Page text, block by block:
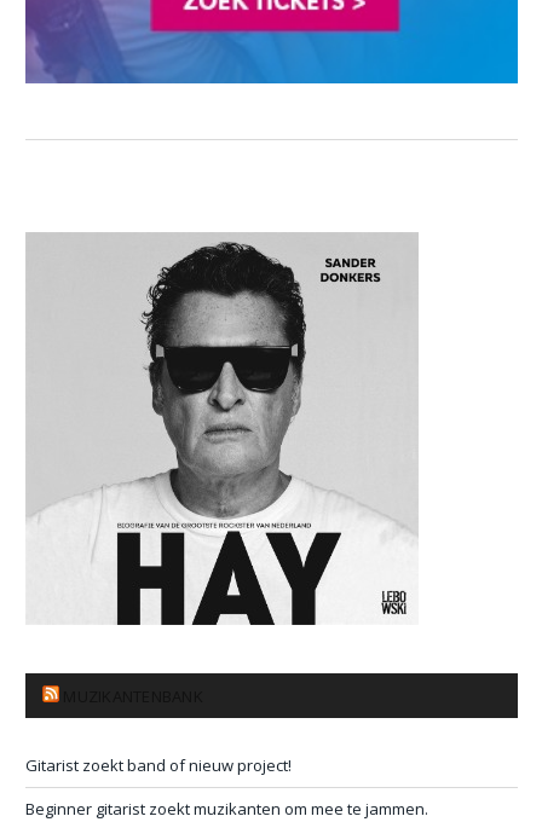
Gitarist zoekt band of nieuw project!
Beginner gitarist zoekt muzikanten om mee te jammen.